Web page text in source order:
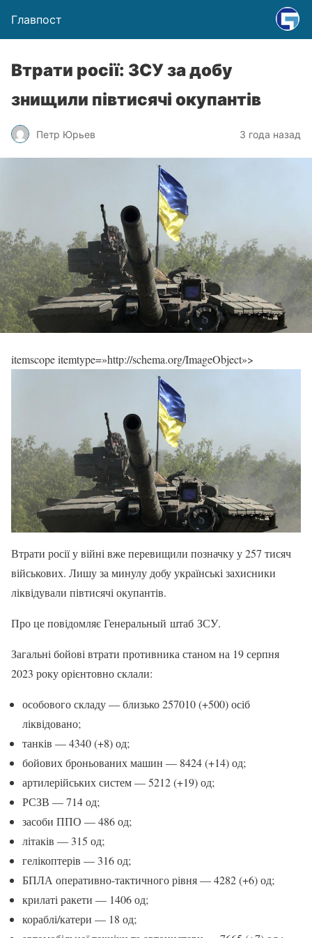
Главпост
Втрати росії: ЗСУ за добу
знищили півтисячі окупантів
Петр Юрьев 3 года назад
itemscope itemtype=»http://schema.org/ImageObject»>
Втрати росії у війні вже перевищили позначку у 257 тисяч
військових. Лишу за минулу добу українські захисники
ліквідували півтисячі окупантів.
Про це повідомляє Генеральный штаб ЗСУ.
Загальні бойові втрати противника станом на 19 серпня
2023 року орієнтовно склали:
особового складу — близько 257010 (+500) осіб
ліквідовано;
танків — 4340 (+8) од;
бойових броньованих машин — 8424 (+14) од;
артилерійських систем — 5212 (+19) од;
РСЗВ — 714 од;
засоби ППО — 486 од;
літаків — 315 од;
гелікоптерів — 316 од;
БПЛА оперативно-тактичного рівня — 4282 (+6) од;
крилаті ракети — 1406 од;
кораблі/катери — 18 од;